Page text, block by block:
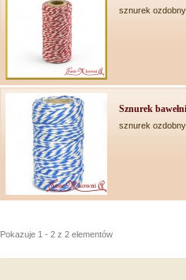
sznurek ozdobny
Sznurek
sznurek ozdobny
Pokazuje 1 - 2 z 2 elementów